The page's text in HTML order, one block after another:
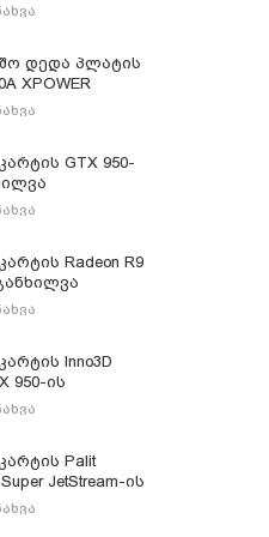
დედა პლატის
XPOWER
ის
GTX 950-
Radeon R9
Inno3D
950-ის
Palit
JetStream-ის